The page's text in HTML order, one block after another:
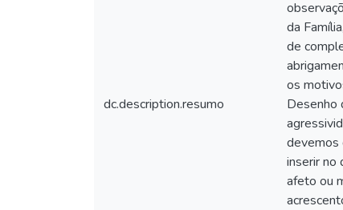
dc.description.resumo
da
de
os
Desenho
devemos
inserir no
afeto ou